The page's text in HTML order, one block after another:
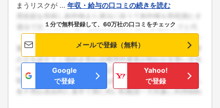
まうリスクが ... 年収・給与の口コミの続きを読む
１分で無料登録して、60万社の口コミをチェック
メールで登録（無料）
Google
で登録
Yahoo!
で登録